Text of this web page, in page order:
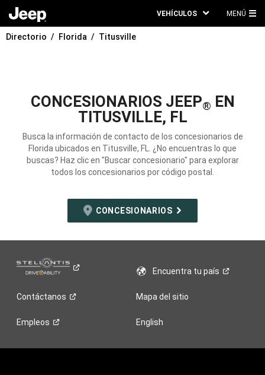
VEHÍCULOS MENÚ
Directorio Florida Titusville
CONCESIONARIOS JEEP® EN
TITUSVILLE, FL
Busca la información de contacto de los concesionarios de
Florida ubicados en Titusville, FL. ¿No encuentras lo que
buscas? Haz clic en "Buscar concesionario" para explorar
todos los concesionarios por código postal.
CONCESIONARIOS
Encuentra tupaís
Contáctanos Mapa del sitio
Empleos English